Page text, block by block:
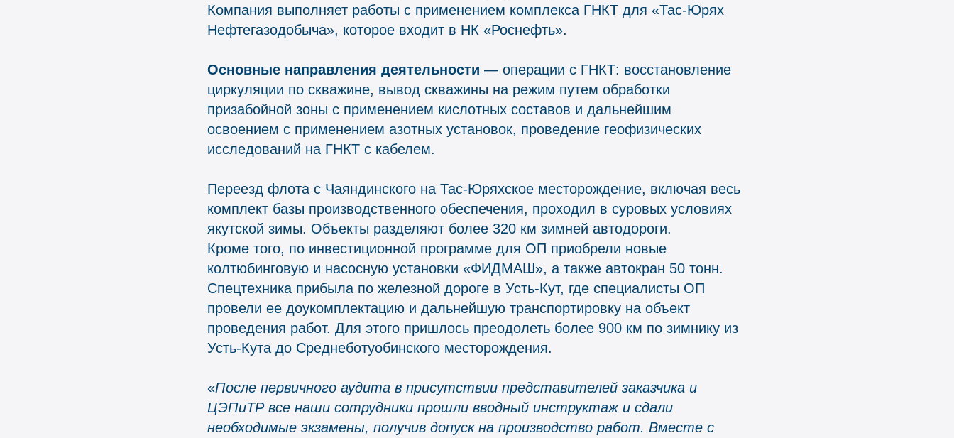
Компания выполняет работы с применением комплекса ГНКТ для «Тас-Юрях
Нефтегазодобыча», которое входит в НК «Роснефть».
Основные направления деятельности — операции с ГНКТ: восстановление
циркуляции по скважине, вывод скважины на режим путем обработки
призабойной зоны с применением кислотных составов и дальнейшим
освоением с применением азотных установок, проведение геофизических
исследований на ГНКТ с кабелем.
Переезд флота с Чаяндинского на Тас-Юряхское месторождение, включая весь
комплект базы производственного обеспечения, проходил в суровых условиях
якутской зимы. Объекты разделяют более 320 км зимней автодороги.
Кроме того, по инвестиционной программе для ОП приобрели новые
колтюбинговую и насосную установки «ФИДМАШ», а также автокран 50 тонн.
Спецтехника прибыла по железной дороге в Усть-Кут, где специалисты ОП
провели ее доукомплектацию и дальнейшую транспортировку на объект
проведения работ. Для этого пришлось преодолеть более 900 км по зимнику из
Усть-Кута до Среднеботуобинского месторождения.
«После первичного аудита в присутствии представителей заказчика и
ЦЭПиТР все наши сотрудники прошли вводный инструктаж и сдали
необходимые экзамены, получив допуск на производство работ. Вместе с